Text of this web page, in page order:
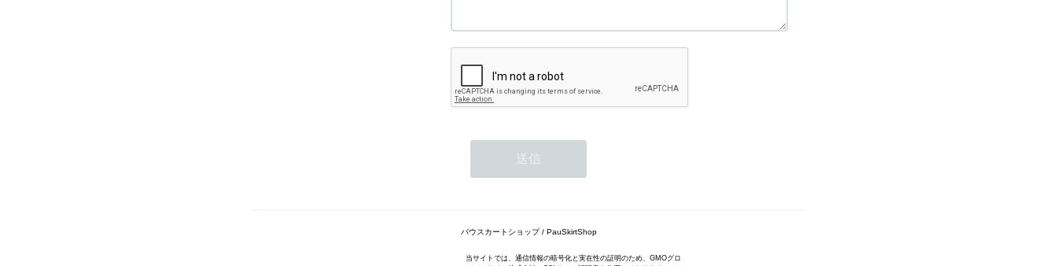
パウスカートショップ / PauSkirtShop
当サイトでは、通信情報の暗号化と実在性の証明のため、GMOグロ